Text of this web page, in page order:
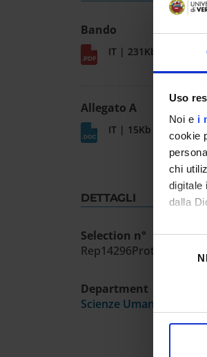
Uso
Noi e i
cookie
chi
digitale
dalla
Con il
del
Bando
IT | 231Kb
Allegato A
IT | 15Kb
DETTAGLI
Selection n°
Rep14296Prot.532974
Department
Scienze Umane